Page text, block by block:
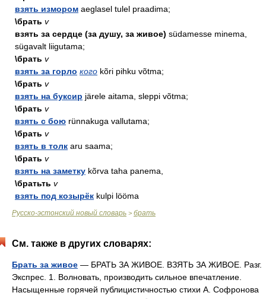
взять измором aeglasel tulel praadima;
\брать v
взять за сердце (за душу, за живое) südamesse minema,
sügavalt liigutama;
\брать v
взять за горло кого kõri pihku võtma;
\брать v
взять на буксир järele aitama, sleppi võtma;
\брать v
взять с бою rünnakuga vallutama;
\брать v
взять в толк aru saama;
\брать v
взять на заметку kõrva taha panema,
\братьть v
взять под козырёк kulpi lööma
Русско-эстонский новый словарь > брать
См. также в других словарях:
Брать за живое — БРАТЬ ЗА ЖИВОЕ. ВЗЯТЬ ЗА ЖИВОЕ. Разг.
Экспрес. 1. Волновать, производить сильное впечатление.
Насыщенные горячей публицистичностью стихи А. Софронова